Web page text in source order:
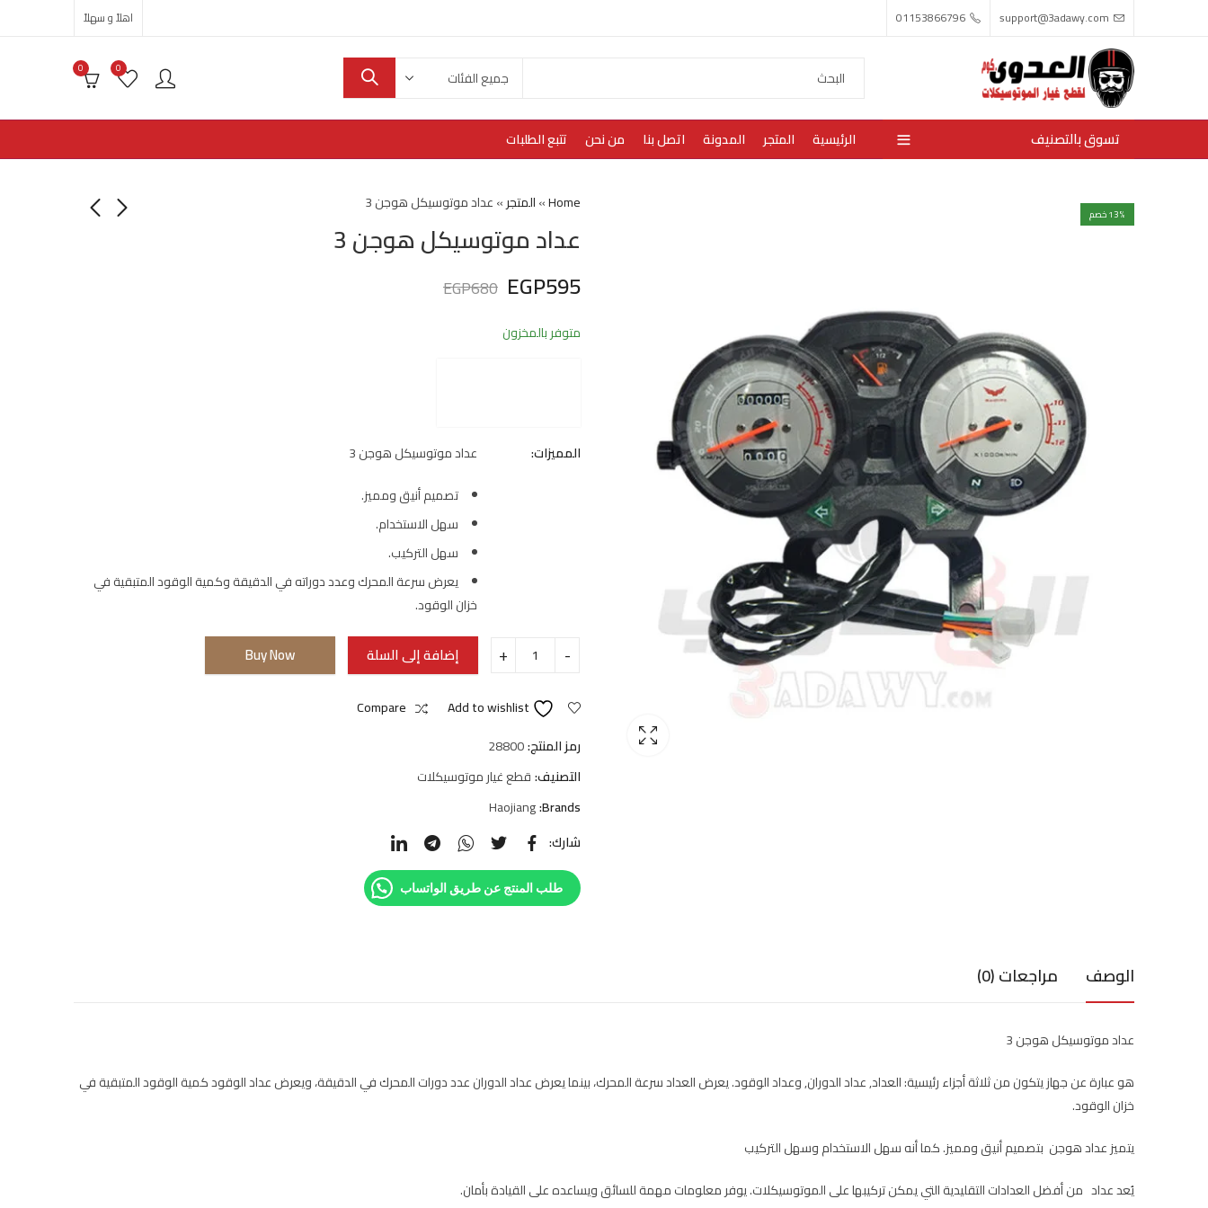
support@3adawy.com
01153866796 اهلاً و سهلاً
0
0
تسوق بالتصنيف الرئيسية المتجر المدونة اتصل بنا من نحن تتبع الطلبات
13% خصم
Home
»المتجر»عداد موتوسيكل هوجن 3
عداد موتوسيكل هوجن 3
EGP595
EGP680
متوفر بالمخزون
المميزات:
عداد موتوسيكل هوجن 3
تصميم أنيق ومميز.
سهل الاستخدام.
سهل التركيب.
يعرض سرعة المحرك وعدد دوراته في الدقيقة وكمية الوقود المتبقية في
خزان الوقود.
إضافة إلى السلة Buy Now
Add to wishlist
Compare
رمز المنتج:28800
التصنيف:قطع غيار موتوسيكلات
Brands:
Haojiang
شارك:
طلب المنتج عن طريق الواتساب
الوصف مراجعات (0)
عداد موتوسيكل هوجن 3
هو عبارة عن جهاز يتكون من ثلاثة أجزاء رئيسية: العداد, عداد الدوران, وعداد الوقود. يعرض العداد سرعة المحرك، بينما يعرض عداد الدوران عدد دورات المحرك في الدقيقة، ويعرض عداد الوقود كمية الوقود المتبقية في
خزان الوقود.
يتميز عداد هوجن بتصميم أنيق ومميز. كما أنه سهل الاستخدام وسهل التركيب
يُعد عداد من أفضل العدادات التقليدية التي يمكن تركيبها على الموتوسيكلات. يوفر معلومات مهمة للسائق ويساعده على القيادة بأمان.